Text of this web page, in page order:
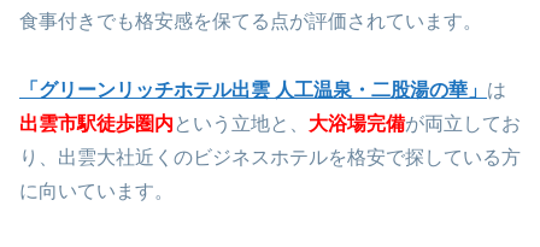
食事付きでも格安感を保てる点が評価されています。
「グリーンリッチホテル出雲 人工温泉・二股湯の華」 は
出雲市駅徒歩圏内 という立地と、 大浴場完備が両立してお
り、出雲大社近くのビジネスホテルを格安で探している方
に向いています。